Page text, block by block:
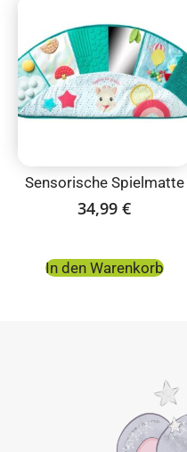
Sensorische Spielmatte
34,99 €
In den Warenkorb